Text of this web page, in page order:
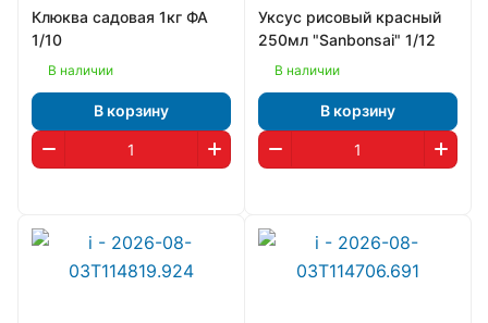
Клюква садовая 1кг ФА
1/10
В наличии
В корзину
Уксус рисовый красный
250мл "Sanbonsai" 1/12
В наличии
В корзину